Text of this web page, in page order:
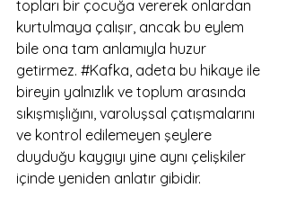
topları bir çocuğa vererek onlardan
kurtulmaya çalışır, ancak bu eylem
bile ona tam anlamıyla huzur
getirmez. #Kafka , adeta bu hikaye ile
bireyin yalnızlık ve toplum arasında
sıkışmışlığını, varoluşsal çatışmalarını
ve kontrol edilemeyen şeylere
duyduğu kaygıyı yine aynı çelişkiler
içinde yeniden anlatır gibidir.